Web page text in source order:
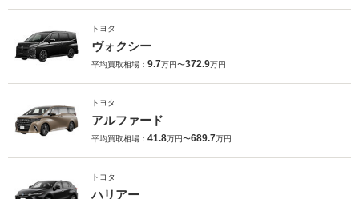
トヨタ
ヴォクシー
平均買取相場： 9.7万円〜372.9万円
トヨタ
アルファード
平均買取相場： 41.8万円〜689.7万円
トヨタ
ハリアー